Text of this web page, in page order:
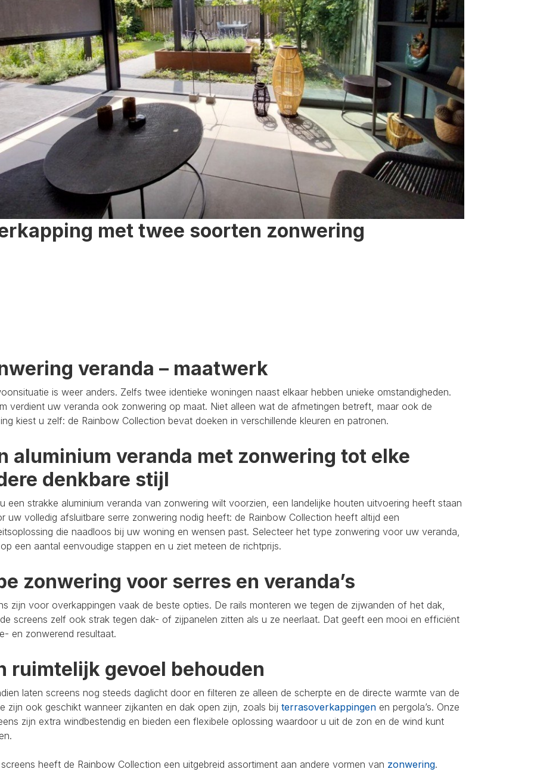
met twee soorten zonwering
veranda – maatwerk
is weer anders. Zelfs twee identieke woningen naast elkaar hebben unieke omstandigheden.
verdient uw veranda ook zonwering op maat. Niet alleen wat de afmetingen betreft, maar ook de
kiest u zelf: de Rainbow Collection bevat doeken in verschillende kleuren en patronen.
aluminium veranda met zonwering tot elke
denkbare stijl
een strakke aluminium veranda van zonwering wilt voorzien, een landelijke houten uitvoering heeft staan
uw volledig afsluitbare serre zonwering nodig heeft: de Rainbow Collection heeft altijd een
die naadloos bij uw woning en wensen past. Selecteer het type zonwering voor uw veranda,
een aantal eenvoudige stappen en u ziet meteen de richtprijs.
zonwering voor serres en veranda’s
zijn voor overkappingen vaak de beste opties. De rails monteren we tegen de zijwanden of het dak,
screens zelf ook strak tegen dak- of zijpanelen zitten als u ze neerlaat. Dat geeft een mooi en efficiënt
en zonwerend resultaat.
ruimtelijk gevoel behouden
laten screens nog steeds daglicht door en filteren ze alleen de scherpte en de directe warmte van de
zijn ook geschikt wanneer zijkanten en dak open zijn, zoals bij terrasoverkappingen en pergola’s. Onze
zijn extra windbestendig en bieden een flexibele oplossing waardoor u uit de zon en de wind kunt
heeft de Rainbow Collection een uitgebreid assortiment aan andere vormen van zonwering.